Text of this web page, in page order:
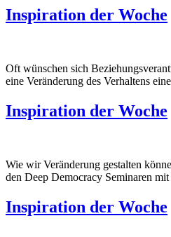
Inspiration der Woche
Oft wünschen sich
eine Veränderung des Verhaltens
Inspiration der Woche
Wie wir Veränderung gestalten
den Deep Democracy Seminaren
Inspiration der Woche